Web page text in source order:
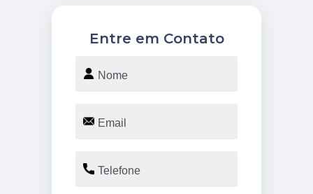
Entre em Contato